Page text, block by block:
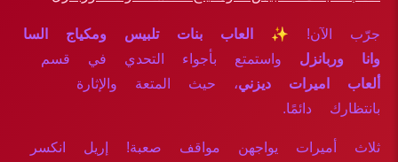
جرّب الآن! ✨ العاب بنات تلبيس ومكياج السا
وانا وربانزل واستمتع بأجواء التحدي في قسم
ألعاب اميرات ديزني، حيث المتعة والإثارة
بانتظارك دائمًا.
ثلاث أميرات يواجهن مواقف صعبة! إريل انكسر